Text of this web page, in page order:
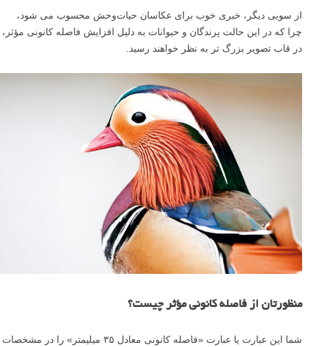
از سویی دیگر، خبری خوب برای عکاسان حیات‌وحش محسوب می شود،
چرا که در این حالت پرندگان و حیوانات به دلیل افزایش فاصله کانونی مؤثر،
در قاب تصویر بزرگ تر به نظر خواهند رسید.
منظورتان از فاصله کانونی مؤثر چیست؟
شما این عبارت یا عبارت «فاصله کانونی معادل ۳۵ میلیمتر» را در مشخصات